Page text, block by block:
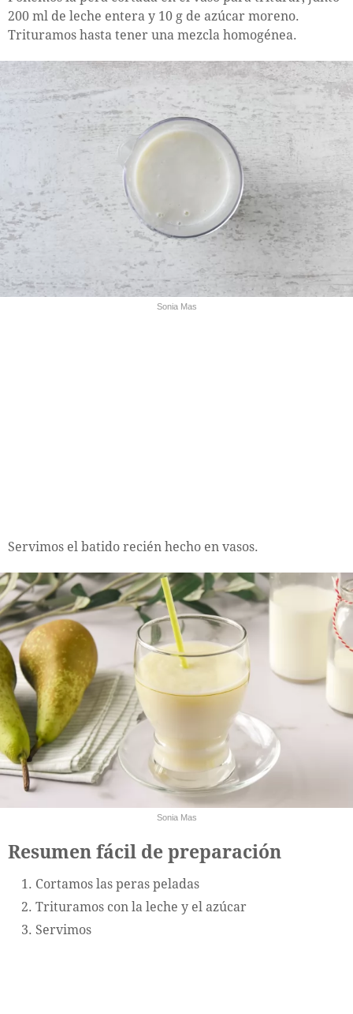
200 ml de leche entera y 10 g de azúcar moreno.
Trituramos hasta tener una mezcla homogénea.
Sonia Mas
Servimos el batido recién hecho en vasos.
Sonia Mas
Resumen fácil de preparación
Cortamos las peras peladas
Trituramos con la leche y el azúcar
Servimos